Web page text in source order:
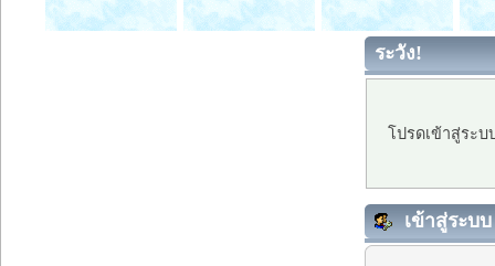
ระวัง!
โปรดเข้าสู่ระ
เข้าสู่ระบบ